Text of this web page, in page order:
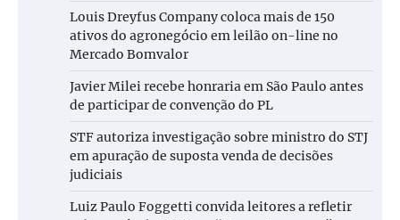
Louis Dreyfus Company coloca mais de 150
ativos do agronegócio em leilão on-line no
Mercado Bomvalor
Javier Milei recebe honraria em São Paulo antes
de participar de convenção do PL
STF autoriza investigação sobre ministro do STJ
em apuração de suposta venda de decisões
judiciais
Luiz Paulo Foggetti convida leitores a refletir